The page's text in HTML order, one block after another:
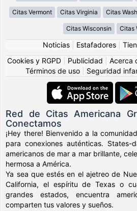
Citas Vermont Citas Virginia Citas
Citas Wisconsin Citas
Noticias Estafadores
Cookies y RGPD
Publicidad Acerca
Términos de uso
Seguridad
Red de Citas Americana
Conectamos
¡Hey there! Bienvenido a la
para conexiones auténticas. States-
americanos de mar a mar brillante,
hermosa a América.
Ya sea que estés en el ajetreo de
California, el espíritu de Texas o
grandes estados, encuentra
comparten tus valores y sueños.